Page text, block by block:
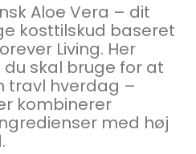
Aloe Vera – dit
kosttilskud baseret
Living. Her
skal bruge for at
travl hverdag –
kombinerer
med høj